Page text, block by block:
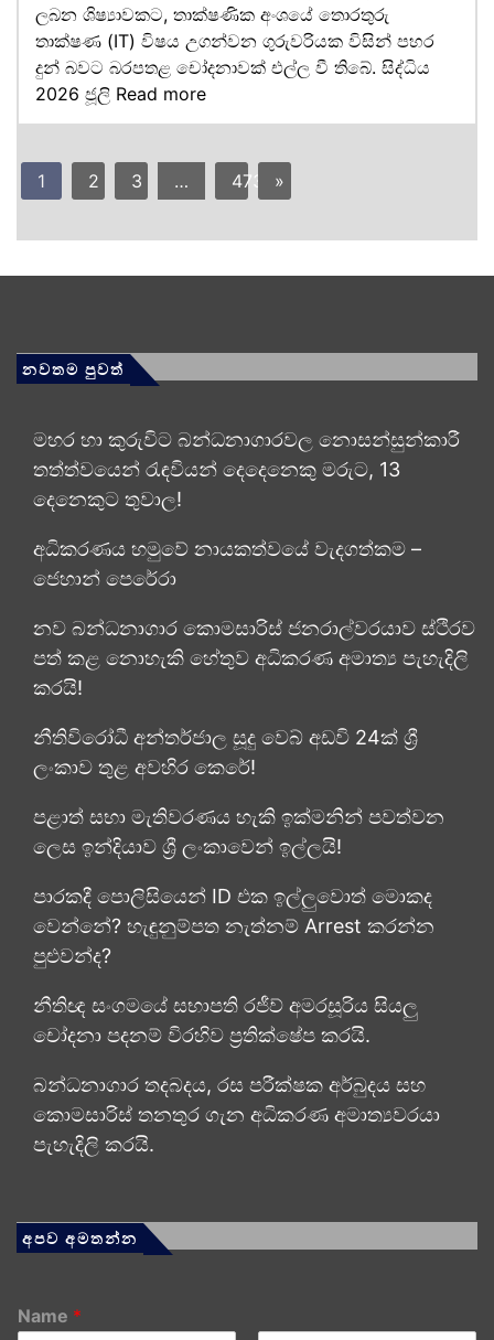
ලබන ශිෂ්‍යාවකට, තාක්ෂණික අංශයේ තොරතුරු
තාක්ෂණ (IT) විෂය උගන්වන ගුරුවරියක විසින් පහර
දුන් බවට බරපතළ චෝදනාවක් එල්ල වී තිබේ. සිද්ධිය
2026 ජූලි Read more
1 2 3 … 473 »
නවතම පුවත්
මහර හා කුරුවිට බන්ධනාගාරවල නොසන්සුන්කාරී
තත්ත්වයෙන් රැඳවියන් දෙදෙනෙකු මරුට, 13
දෙනෙකුට තුවාල!
අධිකරණය හමුවේ නායකත්වයේ වැදගත්කම –
ජෙහාන් පෙරේරා
නව බන්ධනාගාර කොමසාරිස් ජනරාල්වරයාව ස්ථිරව
පත් කළ නොහැකි හේතුව අධිකරණ අමාත්‍ය පැහැදිලි
කරයි!
නීතිවිරෝධී අන්තර්ජාල සූදු වෙබ් අඩවි 24ක් ශ්‍රී
ලංකාව තුළ අවහිර කෙරේ!
පළාත් සභා මැතිවරණය හැකි ඉක්මනින් පවත්වන
ලෙස ඉන්දියාව ශ්‍රී ලංකාවෙන් ඉල්ලයි!
පාරකදී පොලිසියෙන් ID එක ඉල්ලුවොත් මොකද
වෙන්නේ? හැඳුනුම්පත නැත්නම් Arrest කරන්න
පුළුවන්ද?
නීතිඥ සංගමයේ සභාපති රජීව් අමරසූරිය සියලු
චෝදනා පදනම් විරහිව ප්‍රතික්ෂේප කරයි.
බන්ධනාගාර තදබදය, රස පරීක්ෂක අර්බුදය සහ
කොමසාරිස් තනතුර ගැන අධිකරණ අමාත්‍යවරයා
පැහැදිලි කරයි.
අපව අමතන්න
Name *